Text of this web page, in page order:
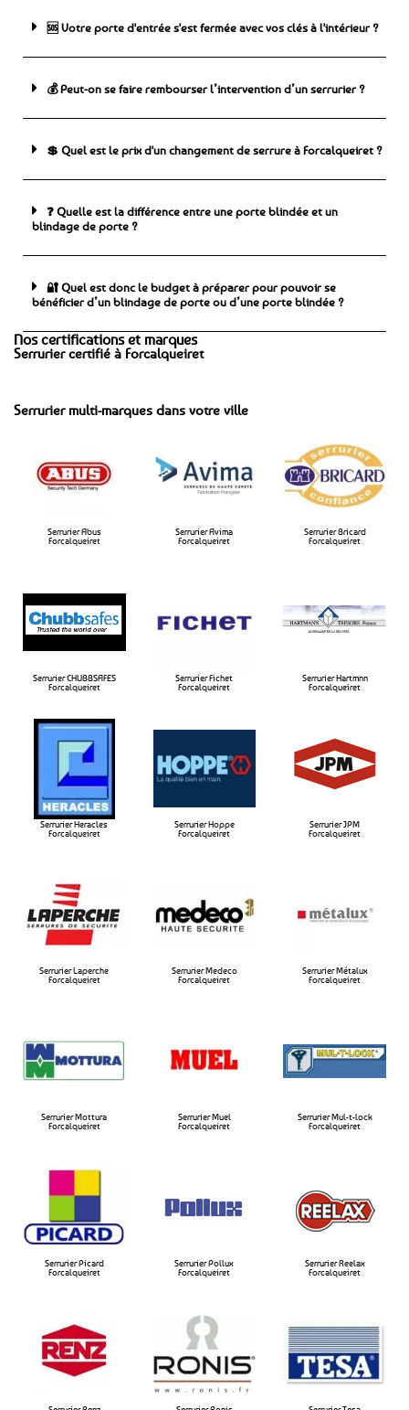
🆘 ️Votre porte d'entrée s'est fermée avec vos clés à l'intérieur ?
💰 Peut-on se faire rembourser l’intervention d’un serrurier ?
💲 Quel est le prix d'un changement de serrure à Forcalqueiret ?
❓ Quelle est la différence entre une porte blindée et un
blindage de porte ?
🔐 Quel est donc le budget à préparer pour pouvoir se
bénéficier d’un blindage de porte ou d’une porte blindée ?
Nos certifications et marques
Serrurier certifié à Forcalqueiret
Serrurier multi-marques dans votre ville
Serrurier Abus
Forcalqueiret
Serrurier Avima
Forcalqueiret​
Serrurier Bricard
Forcalqueiret​
Serrurier CHUBBSAFES
Forcalqueiret​
Serrurier Fichet
Forcalqueiret​
Serrurier Hartmnn
Forcalqueiret​
Serrurier Heracles
Forcalqueiret​
Serrurier Hoppe
Forcalqueiret​
Serrurier JPM
Forcalqueiret​
Serrurier Laperche
Forcalqueiret​
Serrurier Medeco
Forcalqueiret​
Serrurier Métalux
Forcalqueiret​
Serrurier Mottura
Forcalqueiret​
Serrurier Muel
Forcalqueiret​
Serrurier Mul-t-lock
Forcalqueiret​
Serrurier Picard
Forcalqueiret
Serrurier Pollux
Forcalqueiret​
Serrurier Reelax
Forcalqueiret​